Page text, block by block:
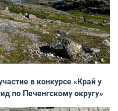
в конкурсе «Край у
по Печенгскому округу»